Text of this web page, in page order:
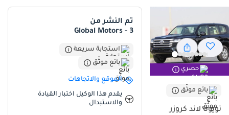
حصري
بائع موثّق
تويوتا لاند كروزر
تم النشر من
Global Motors - 3
استجابة سريعة
بائع موثّق
الموقع والاتجاهات
يقدم هذا الوكيل اختبار القيادة
والاستبدال
مصمم خصيصًا للطرق الوعرة
أقل معدل استهلاك في فئته
تصنيف السلامة 5 نجوم من NCAP
يمثل طراز عام 2025 ذروة الهندسة اليابانية في سوق الشرق الأوسط، إذ